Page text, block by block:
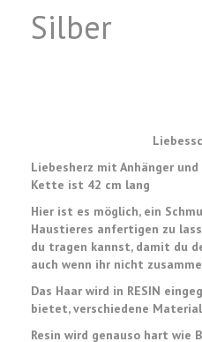
Silber
Liebesherz mit Anhänger
Kette ist 42 cm lang
Hier ist es möglich, ein
Haustieres anfertigen zu
du tragen kannst, damit du
auch wenn ihr nicht
Das Haar wird in RESIN
bietet, verschiedene
Resin wird genauso hart wie